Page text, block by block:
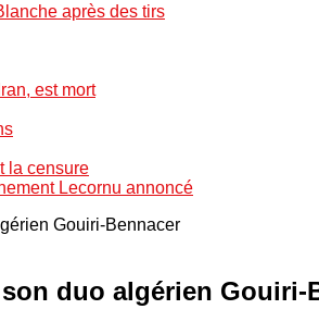
après des tirs
est mort
la censure
Lecornu annoncé
Gouiri-Bennacer
duo algérien Gouiri-